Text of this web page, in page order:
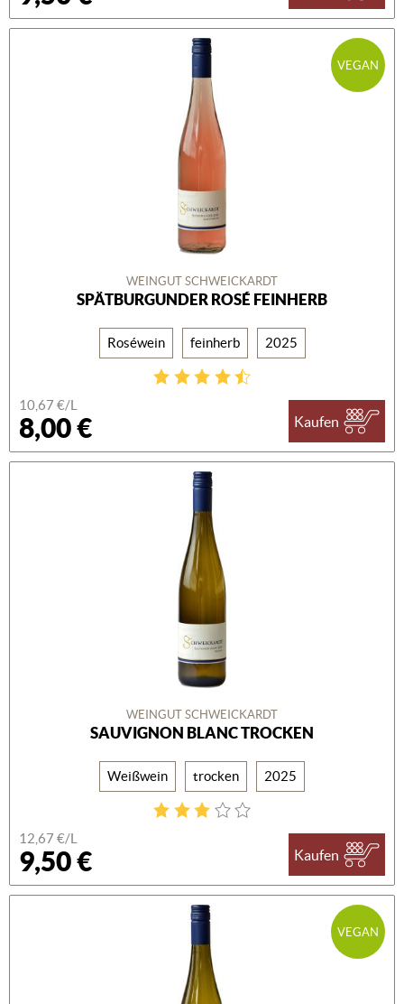
VEGAN
WEINGUT SCHWEICKARDT
SPÄTBURGUNDER ROSÉ FEINHERB
Roséwein feinherb 2025
10,67 €/L
8,00 € Kaufen
WEINGUT SCHWEICKARDT
SAUVIGNON BLANC TROCKEN
Weißwein trocken 2025
12,67 €/L
9,50 € Kaufen
VEGAN